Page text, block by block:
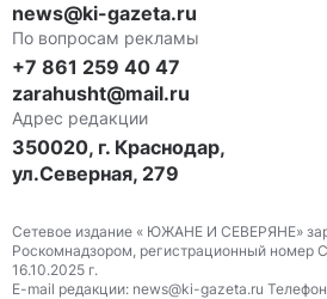
news@ki-gazeta.ru
По вопросам рекламы
+7 861 259 40 47
zarahusht@mail.ru
Адрес редакции
350020, г. Краснодар,
ул.Северная, 279
Сетевое издание « ЮЖАНЕ И СЕВЕРЯНЕ»
Роскомнадзором, регистрационный
16.10.2025 г.
E-mail редакции: news@ki-gazeta.ru